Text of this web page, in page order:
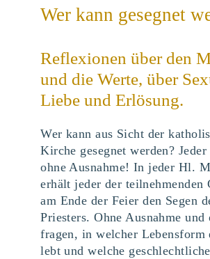
Wer kann gesegnet
Reflexionen über den
und die Werte, über
Liebe und Erlösung.
Wer kann aus Sicht der
Kirche gesegnet werden?
ohne Ausnahme! In jeder Hl.
erhält jeder der teilnehmenden
am Ende der Feier den Segen
Priesters. Ohne Ausnahme und
fragen, in welcher Lebensform
lebt und welche geschlechtliche